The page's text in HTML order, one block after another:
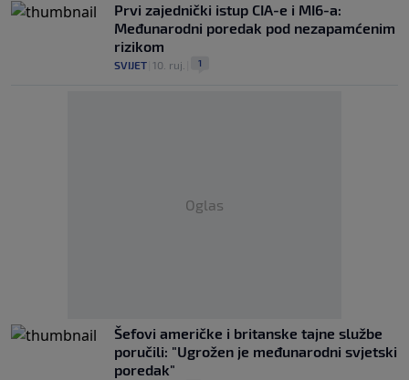
Prvi zajednički istup CIA-e i MI6-a:
Međunarodni poredak pod nezapamćenim
rizikom
SVIJET 10. ruj. 1
Oglas
Šefovi američke i britanske tajne službe
poručili: "Ugrožen je međunarodni svjetski
poredak"